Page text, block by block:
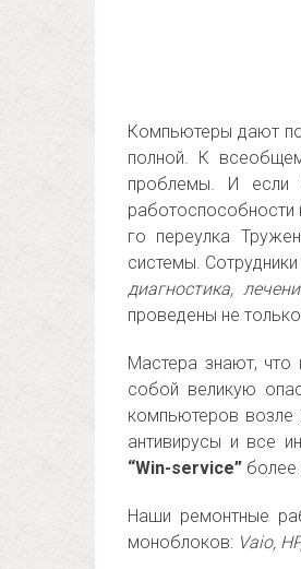
Компьютеры дают
полной. К
проблемы. И если
работоспособности
го переулка
системы. Сотрудники
диагностика,
проведены не
Мастера знают,
собой великую
компьютеров возле
антивирусы и все
“Win-service” более
Наши ремонтные
моноблоков: Vaio,